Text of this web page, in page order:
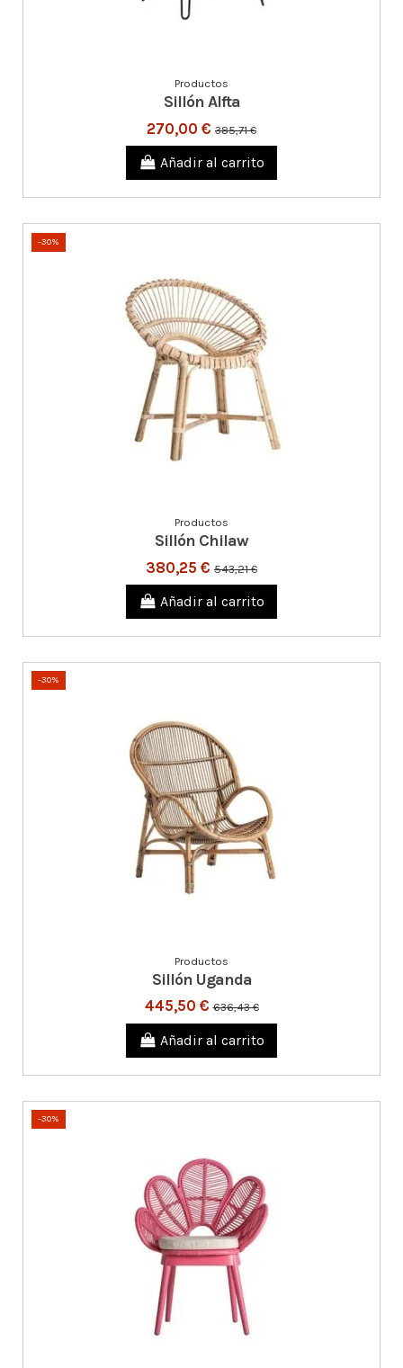
Productos
Sillón Alfta
270,00 € 385,71 €
Añadir al carrito
-30%
Productos
Sillón Chilaw
380,25 € 543,21 €
Añadir al carrito
-30%
Productos
Sillón Uganda
445,50 €636,43 €
Añadir al carrito
-30%